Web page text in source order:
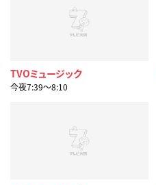
TVOミュージック
今夜7:39〜8:10